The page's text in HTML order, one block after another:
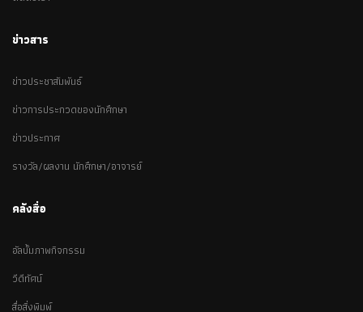
ข่าวสาร
ข่าวประชาสัมพันธ์
ข่าวการประกวดของนักศึกษา
ข่าวประกาศ
รางวัล/ผลงาน นักศึกษา/อาจารย์
คลังสื่อ
อัลบั้มภาพกิจกรรม
วีดีทัศน์
สื่อสิ่งพิมพ์